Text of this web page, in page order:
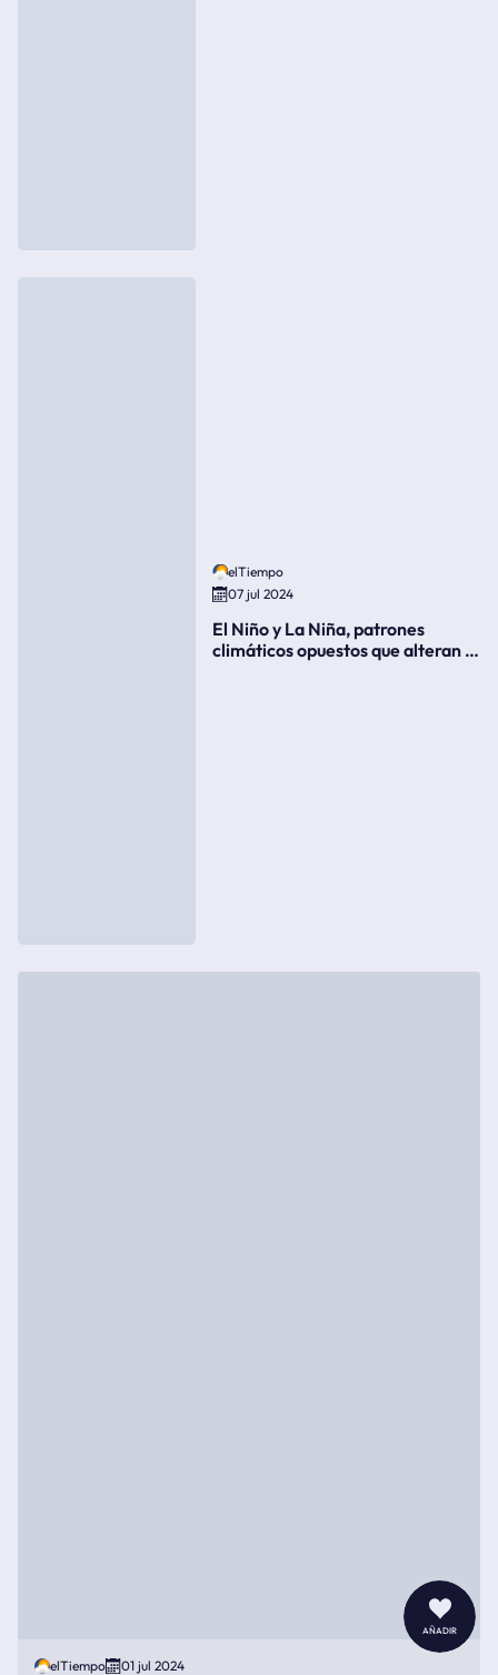
añadir
elTiempo
07 jul 2024
El Niño y La Niña, patrones
climáticos opuestos que alteran la
elTiempo 01 jul 2024